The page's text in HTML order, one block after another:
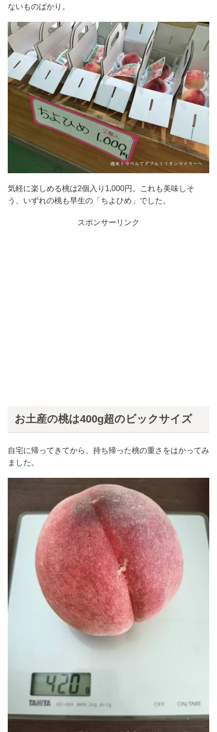
ないものばかり。
気軽に楽しめる桃は2個入り1,000円。これも美味しそ
う、いずれの桃も早生の「ちよひめ」でした。
スポンサーリンク
お土産の桃は400g超のビックサイズ
自宅に帰ってきてから、持ち帰った桃の重さをはかってみ
ました。